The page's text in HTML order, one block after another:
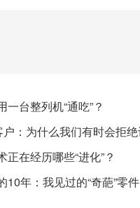
台整列机“通吃”？
在经历哪些“进化”？
年：我见过的“​奇葩”零件